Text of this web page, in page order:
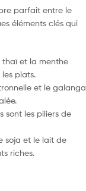
parfait entre le
éléments clés qui
thaï et la menthe
plats.
et le galanga
sont les piliers de
soja et le lait de
riches.